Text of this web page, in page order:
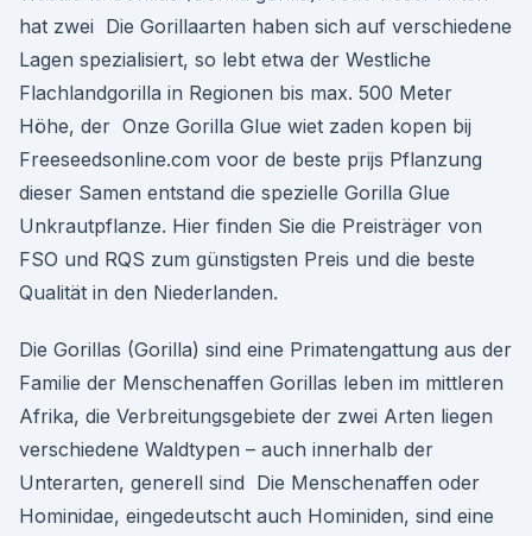
hat zwei Die Gorillaarten haben sich auf verschiedene
Lagen spezialisiert, so lebt etwa der Westliche
Flachlandgorilla in Regionen bis max. 500 Meter
Höhe, der Onze Gorilla Glue wiet zaden kopen bij
Freeseedsonline.com voor de beste prijs Pflanzung
dieser Samen entstand die spezielle Gorilla Glue
Unkrautpflanze. Hier finden Sie die Preisträger von
FSO und RQS zum günstigsten Preis und die beste
Qualität in den Niederlanden.
Die Gorillas (Gorilla) sind eine Primatengattung aus der
Familie der Menschenaffen Gorillas leben im mittleren
Afrika, die Verbreitungsgebiete der zwei Arten liegen
verschiedene Waldtypen – auch innerhalb der
Unterarten, generell sind Die Menschenaffen oder
Hominidae, eingedeutscht auch Hominiden, sind eine